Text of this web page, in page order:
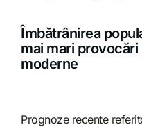
Îmbătrânirea
mai mari
moderne
Prognoze recente